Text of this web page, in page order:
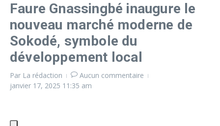
Faure Gnassingbé inaugure le
nouveau marché moderne de
Sokodé, symbole du
développement local
Par La rédaction
Aucun commentaire
janvier 17, 2025 11:35 am